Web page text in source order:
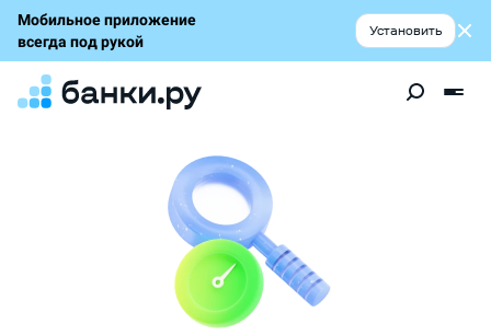
Мобильное приложение
всегда под рукой
Установить